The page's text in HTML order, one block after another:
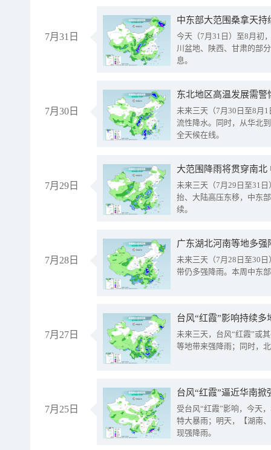
7月31日
中东部大范围桑拿天
今天（7月31日）至8月初
川盆地、陕西、甘肃的部
息。
7月30日
东北地区高温发展需
未来三天（7月30日至8月
流性降水。同时，从华北
全天候在线。
7月29日
大范围降雨将贯穿南
未来三天（7月29日至31
抬、大陆高压东移，中东
续。
7月28日
广东湖北河南等地多
未来三天（7月28日至30
带仍多强降雨。本周中东
7月27日
台风“红霞”影响持续
未来三天，台风“红霞”或
等地带来强降雨；同时，
7月25日
台风“红霞”逼近华南
受台风“红霞”影响，今天
特大暴雨；明天，【湖南
现强降雨。